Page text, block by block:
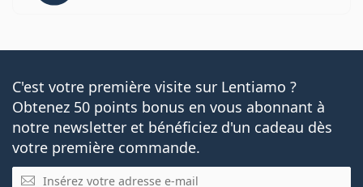
C'est votre première visite sur Lentiamo ?
Obtenez 50 points bonus en vous abonnant à
notre newsletter et bénéficiez d'un cadeau dès
votre première commande.
E-mail